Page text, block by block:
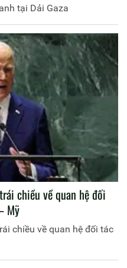
tại Dải Gaza
chiều về quan hệ đối
Mỹ
chiều về quan hệ đối tác